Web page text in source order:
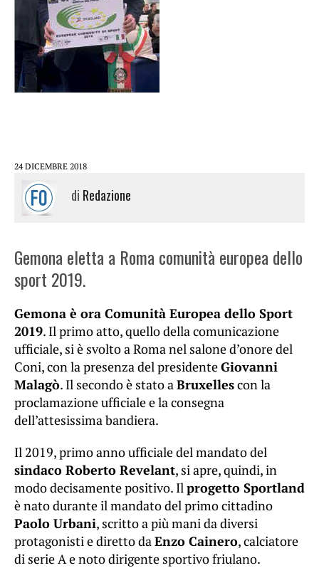
24 DICEMBRE 2018
di Redazione
Gemona eletta a Roma comunità europea dello
sport 2019.
Gemona è ora Comunità Europea dello Sport
2019. Il primo atto, quello della comunicazione
ufficiale, si è svolto a Roma nel salone d’onore del
Coni, con la presenza del presidenteGiovanni
Malagò. Il secondo è stato aBruxellescon la
proclamazione ufficiale e la consegna
dell’attesissima bandiera.
Il 2019, primo anno ufficiale del mandato del
sindaco Roberto Revelant, si apre, quindi, in
modo decisamente positivo. Ilprogetto Sportland
è nato durante il mandato del primo cittadino
Paolo Urbani, scritto a più mani da diversi
protagonisti e diretto daEnzo Cainero, calciatore
di serie A e noto dirigente sportivo friulano.